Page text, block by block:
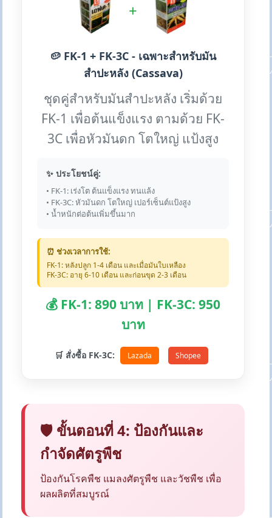
+
🥔 FK-1 + FK-3C - เฉพาะสำหรับมัน
สำปะหลัง (Cassava)
ชุดคู่สำหรับมันสำปะหลัง เริ่มด้วย
FK-1 เพื่อต้นแข็งแรง ตามด้วย FK-
3C เพื่อหัวมันดก โตใหญ่ แป้งสูง
✨ ประโยชน์คู่:
• FK-1: เร่งโต ต้นแข็งแรง ทนแล้ง
• FK-3C: หัวมันดก โตใหญ่ เปอร์เซ็นต์แป้งสูง
• น้ำหนักต่อต้นเพิ่มขึ้นมาก
⏰ ช่วงเวลาการใช้:
FK-1: หลังปลูก 1-4 เดือน และเมื่อมันใบเหลือง
FK-3C: อายุ 6-10 เดือน และก่อนขุด 2-3 เดือน
💰 FK-1: 890 บาท | FK-3C: 950
บาท
🛒 สั่งซื้อ FK-3C: Lazada Shopee
🛡️ ขั้นตอนที่ 4: ป้องกันและ
กำจัดศัตรูพืช
ป้องกันโรคพืช แมลงศัตรูพืช และวัชพืช เพื่อ
ผลผลิตที่สมบูรณ์